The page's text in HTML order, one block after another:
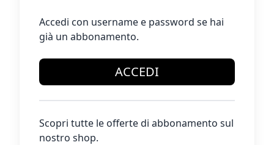
Accedi con username e password se hai
già un abbonamento.
ACCEDI
Scopri tutte le offerte di abbonamento sul
nostro shop.